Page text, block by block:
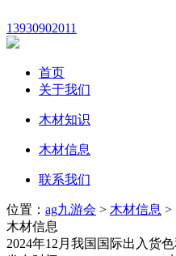
13930902011
首页
关于我们
木材知识
木材信息
联系我们
位置： ag九游会 > 木材信息 >
木材信息
2024年12月我国国际出入货